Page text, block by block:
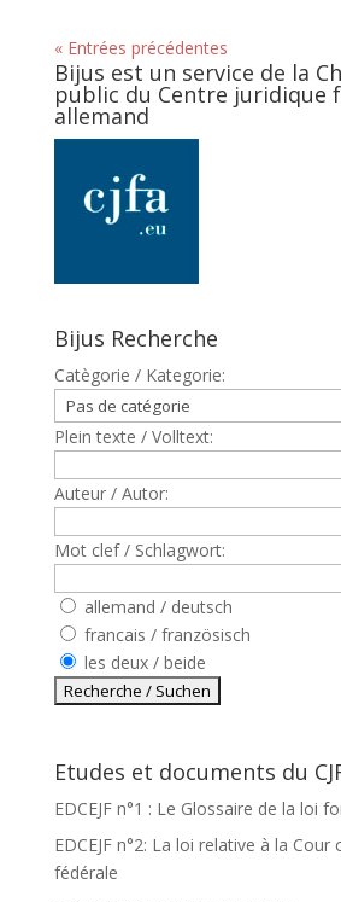
« Entrées précédentes
Bijus est un service de la
public du Centre juridique
allemand
Bijus Recherche
Catègorie / Kategorie:
Plein texte / Volltext:
Auteur / Autor:
Mot clef / Schlagwort:
allemand / deutsch
francais / französisch
les deux / beide
Etudes et documents du
EDCEJF n°1 : Le Glossaire de la loi
EDCEJF n°2: La loi relative à la
fédérale